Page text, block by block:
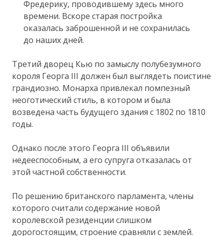
Фредерику, проводившему здесь много
времени. Вскоре старая постройка
оказалась заброшенной и не сохранилась
до наших дней.
Третий дворец Кью по замыслу полубезумного
короля Георга III должен был выглядеть поистине
грандиозно. Монарха привлекал помпезный
неоготический стиль, в котором и была
возведена часть будущего здания с 1802 по 1810
годы.
Однако после этого Георга III объявили
недееспособным, а его супруга отказалась от
этой частной собственности.
По решению британского парламента, члены
которого считали содержание новой
королевской резиденции слишком
дорогостоящим, строение сравняли с землей.